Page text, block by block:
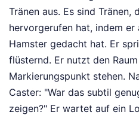
Tränen aus. Es sind Tränen,
hervorgerufen hat, indem er
Hamster gedacht hat. Er
flüsternd. Er nutzt den
Markierungspunkt stehen.
Caster: "War das subtil
zeigen?" Er wartet auf ein